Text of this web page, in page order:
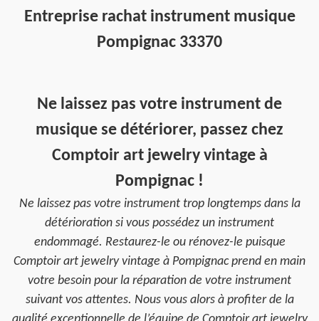
Entreprise rachat instrument musique
Pompignac 33370
Ne laissez pas votre instrument de
musique se détériorer, passez chez
Comptoir art jewelry vintage à
Pompignac !
Ne laissez pas votre instrument trop longtemps dans la
détérioration si vous possédez un instrument
endommagé. Restaurez-le ou rénovez-le puisque
Comptoir art jewelry vintage à Pompignac prend en main
votre besoin pour la réparation de votre instrument
suivant vos attentes. Nous vous alors à profiter de la